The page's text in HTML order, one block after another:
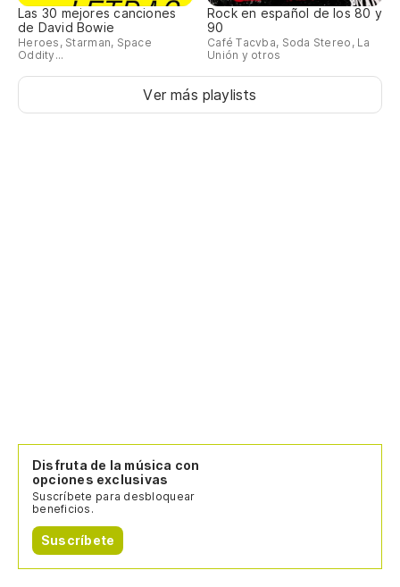
Las 30 mejores canciones
de David Bowie
Heroes, Starman, Space
Oddity...
Rock en español de los 80 y
90
Café Tacvba, Soda Stereo, La
Unión y otros
Ver más playlists
Disfruta de la música con
opciones exclusivas
Suscríbete para desbloquear
beneficios.
Suscríbete